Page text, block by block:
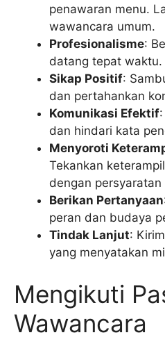
penawaran menu.
wawancara umum.
Profesionalisme:
datang tepat waktu.
Sikap Positif:
dan pertahankan
Komunikasi Efektif
dan hindari kata
Menyoroti
Tekankan
dengan persyaratan
Berikan Pertanyaan
peran dan budaya
Tindak Lanjut:
yang menyatakan
Mengikuti
Wawancara